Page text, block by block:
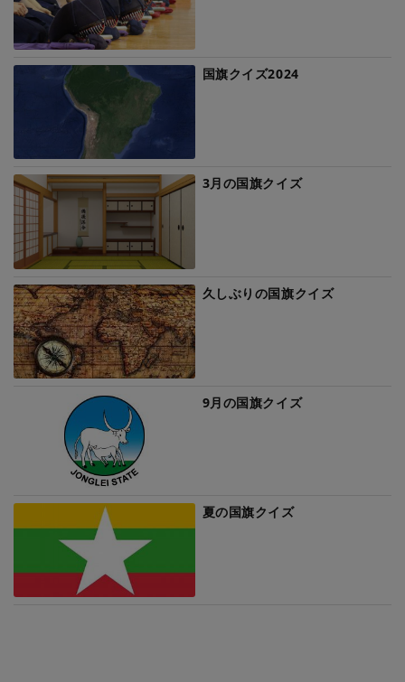
国旗クイズ2024
3月の国旗クイズ
久しぶりの国旗クイズ
9月の国旗クイズ
夏の国旗クイズ